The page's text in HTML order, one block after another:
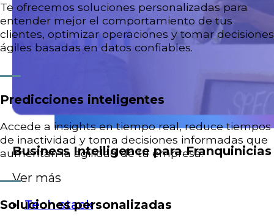
Business Intelligence para Franquinicias
Ver más
Tech stack
Te ofrecemos soluciones personalizadas para
entender mejor el comportamiento de tus
clientes, optimizar operaciones y tomar decisiones
ágiles basadas en datos confiables.
Predicciones inteligentes
Accede a insights en tiempo real, reduce tiempos
de inactividad y toma decisiones informadas que
aumentan la agilidad de tu empresa.
Soluciones personalizadas